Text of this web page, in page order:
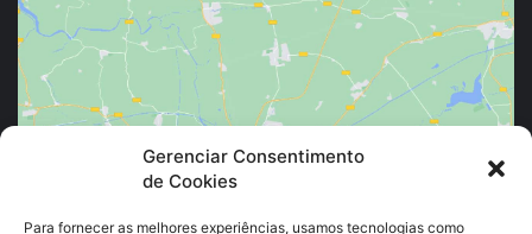
Gerenciar Consentimento
de Cookies
Para fornecer as melhores experiências, usamos tecnologias como
Clique para aceitar os cookies marketing e
ativar este conteúdo